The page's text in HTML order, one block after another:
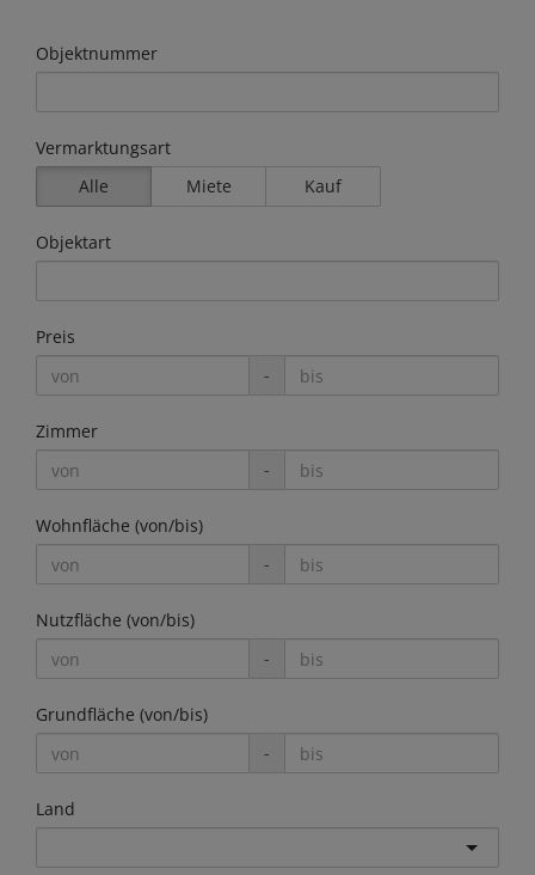
Objektnummer
Vermarktungsart
Alle
Miete Kauf
Objektart
Preis
-
Zimmer
-
Wohnfläche (von/bis)
-
Nutzfläche (von/bis)
-
Grundfläche (von/bis)
-
Land